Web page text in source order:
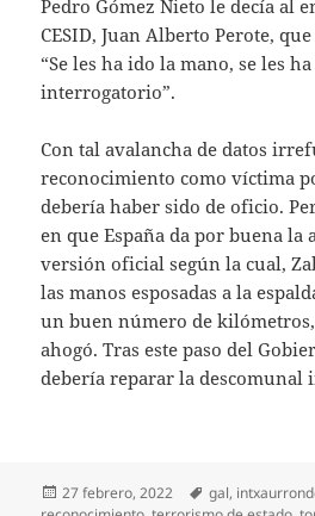
Pedro Gómez Nieto le decía al
CESID, Juan Alberto Perote,
“Se les ha ido la mano, se les
interrogatorio”.
Con tal avalancha de datos
reconocimiento como víctima
debería haber sido de oficio.
en que España da por buena la
versión oficial según la cual,
las manos esposadas a la
un buen número de
ahogó. Tras este paso del
debería reparar la descomunal
Publicado
27 febrero, 2022 Etiquetas
gal,